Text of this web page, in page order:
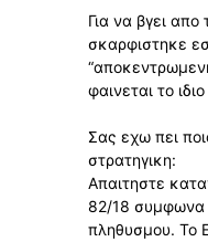
Για να βγει απο
σκαρφιστηκε
φαινεται το
Σας εχω πει
στρατηγικη:
Απαιτηστε
82/18 συμφωνα
πληθυσμου. Το